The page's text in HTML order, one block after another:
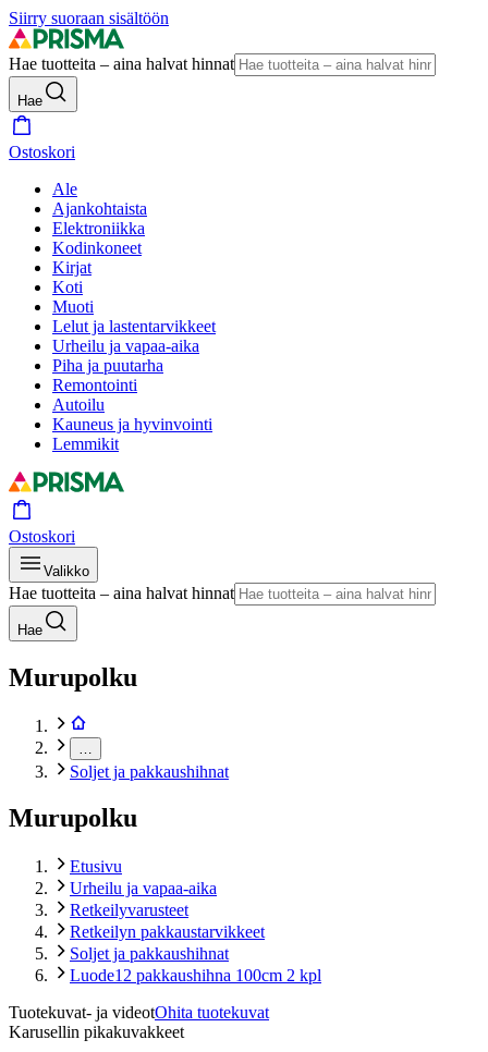
Siirry suoraan sisältöön
Hae tuotteita – aina halvat hinnat
Hae
Ostoskori
Ale
Ajankohtaista
Elektroniikka
Kodinkoneet
Kirjat
Koti
Muoti
Lelut ja lastentarvikkeet
Urheilu ja vapaa-aika
Piha ja puutarha
Remontointi
Autoilu
Kauneus ja hyvinvointi
Lemmikit
Ostoskori
Valikko
Hae tuotteita – aina halvat hinnat
Hae
Murupolku
Soljet ja pakkaushihnat
Murupolku
Etusivu
Urheilu ja vapaa-aika
Retkeilyvarusteet
Retkeilyn pakkaustarvikkeet
Soljet ja pakkaushihnat
Luode12 pakkaushihna 100cm 2 kpl
Tuotekuvat- ja videotOhita tuotekuvat
Karusellin pikakuvakkeet